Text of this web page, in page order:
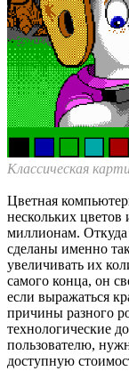
Классическая
Цветная
нескольких
миллионам.
сделаны именно
увеличивать их
самого конца, он
если выражаться
причины разного
технологические
пользователю,
доступную